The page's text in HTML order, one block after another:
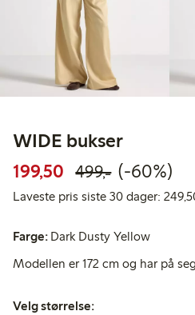
WIDE bukser
199,50 Rabattert
499,-Vanlig
60% rabatt
(-60%)
Laveste pris siste 30 dager:
Farge: Dark Dusty Yellow
Modellen er 172 cm og har på
Velg størrelse:
Velg størrelse: